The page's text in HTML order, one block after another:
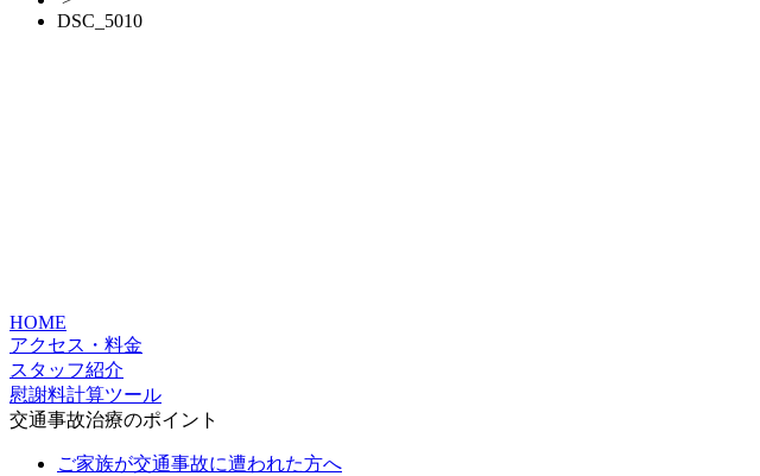
DSC_5010
HOME
アクセス・料金
スタッフ紹介
慰謝料計算ツール
交通事故治療のポイント
ご家族が交通事故に遭われた方へ